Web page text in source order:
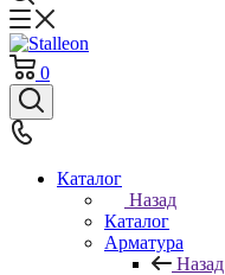
0
Каталог
Назад
Каталог
Арматура
Назад